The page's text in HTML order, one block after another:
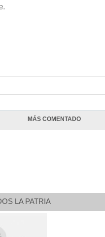
MÁS COMENTADO
LA PATRIA